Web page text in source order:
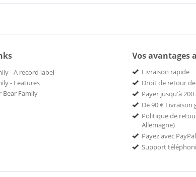
- A record label
- Features
Bear Family
Vos avantages
Livraison rapide
Droit de retour
Payer jusqu'à
De 90 €
Politique de
Allemagne)
Payez avec
Support